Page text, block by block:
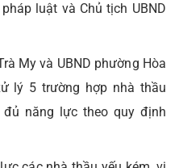
luật và Chủ tịch UBND
My và UBND phường Hòa
lý 5 trường hợp nhà thầu
năng lực theo quy định